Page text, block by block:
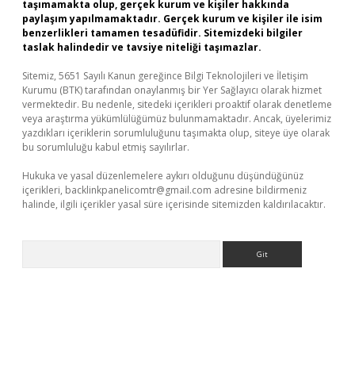
taşımamakta olup, gerçek kurum ve kişiler hakkında
paylaşım yapılmamaktadır. Gerçek kurum ve kişiler ile isim
benzerlikleri tamamen tesadüfidir. Sitemizdeki bilgiler
taslak halindedir ve tavsiye niteliği taşımazlar.
Sitemiz, 5651 Sayılı Kanun gereğince Bilgi Teknolojileri ve İletişim
Kurumu (BTK) tarafından onaylanmış bir Yer Sağlayıcı olarak hizmet
vermektedir. Bu nedenle, sitedeki içerikleri proaktif olarak denetleme
veya araştırma yükümlülüğümüz bulunmamaktadır. Ancak, üyelerimiz
yazdıkları içeriklerin sorumluluğunu taşımakta olup, siteye üye olarak
bu sorumluluğu kabul etmiş sayılırlar.
Hukuka ve yasal düzenlemelere aykırı olduğunu düşündüğünüz
içerikleri, backlinkpanelicomtr@gmail.com adresine bildirmeniz
halinde, ilgili içerikler yasal süre içerisinde sitemizden kaldırılacaktır.